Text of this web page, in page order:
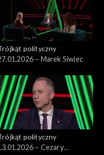
polityczny
– Marek Siwiec
polityczny
– Cezary